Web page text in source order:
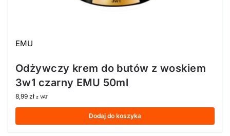
EMU
Odżywczy krem do butów z woskiem
3w1 czarny EMU 50ml
8,99 zł z VAT
Dodaj do koszyka